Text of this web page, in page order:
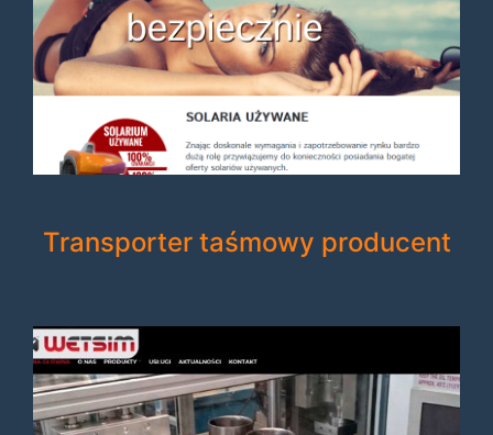
Transporter taśmowy producent